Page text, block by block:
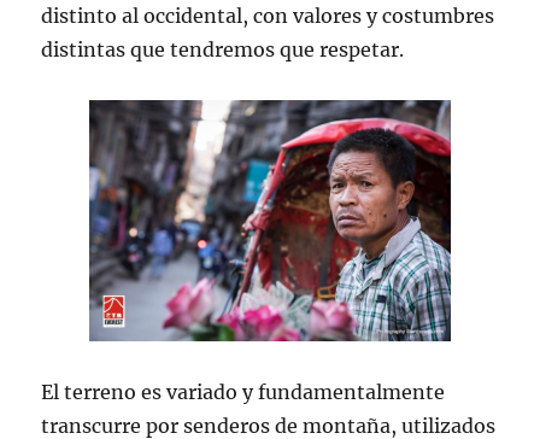
distinto al occidental, con valores y costumbres
distintas que tendremos que respetar.
El terreno es variado y fundamentalmente
transcurre por senderos de montaña, utilizados